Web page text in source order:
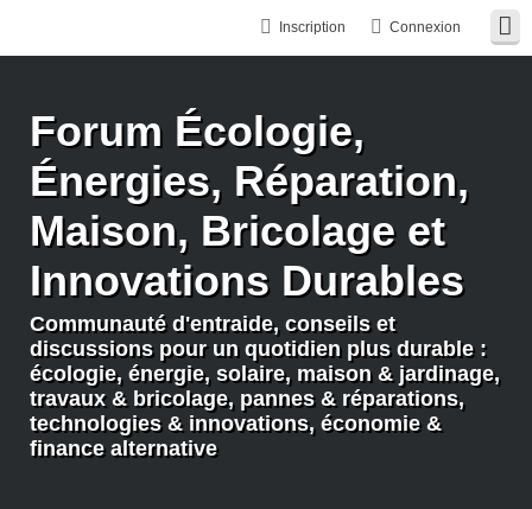
Connexion
Inscription
Forum Écologie,
Énergies, Réparation,
Maison, Bricolage et
Innovations Durables
Communauté d'entraide, conseils et
discussions pour un quotidien plus durable :
écologie, énergie, solaire, maison & jardinage,
travaux & bricolage, pannes & réparations,
technologies & innovations, économie &
finance alternative